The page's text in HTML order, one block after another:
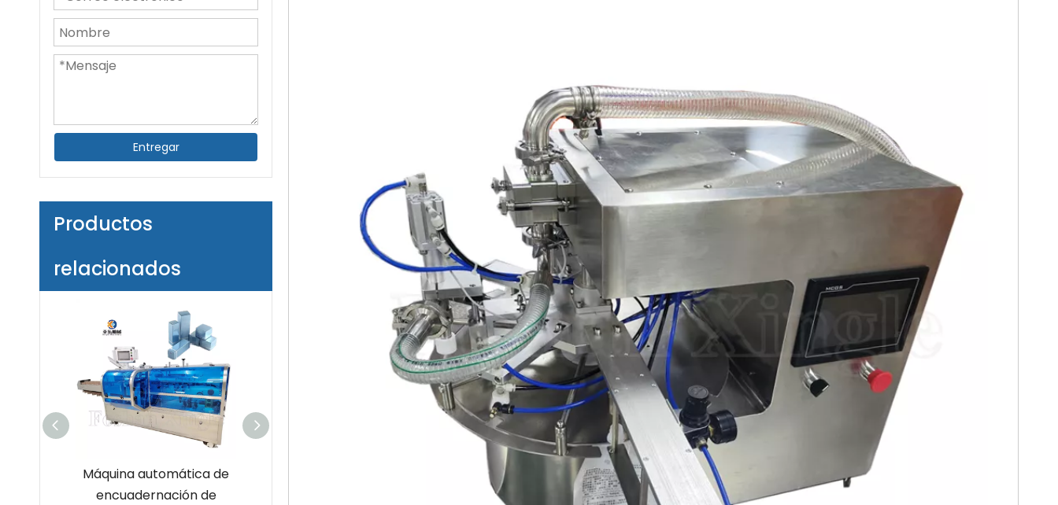
Entregar
Productos
relacionados
Máquina automática de
encuadernación de
Empaquetadora de
bolsas de líquido para
Máquina empacadora de
bolsas con sello lateral
Máquina envasadora de
sellado de cuatro lados
Máquina estuchadora
multifuncional para